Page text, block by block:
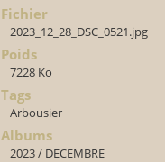
Fichier
2023_12_28_DSC_0521.jpg
Poids
7228 Ko
Tags
Arbousier
Albums
2023/ DECEMBRE